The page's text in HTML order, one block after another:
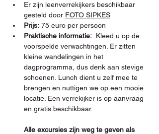
Er zijn leenverrekijkers beschikbaar
gesteld door FOTO SIPKES
Prijs: 75 euro per persoon
Praktische informatie: Kleed u op de
voorspelde verwachtingen. Er zitten
kleine wandelingen in het
dagprogramma, dus denk aan stevige
schoenen. Lunch dient u zelf mee te
brengen en nuttigen we op een mooie
locatie. Een verrekijker is op aanvraag
Alle excursies zijn weg te geven als